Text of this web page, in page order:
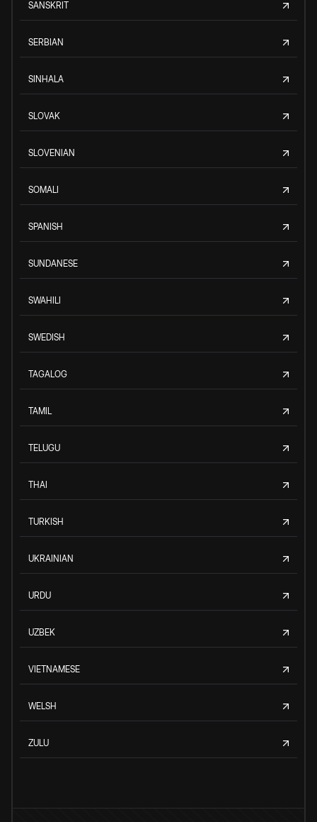
SANSKRIT
SERBIAN
SINHALA
SLOVAK
SLOVENIAN
SOMALI
SPANISH
SUNDANESE
SWAHILI
SWEDISH
TAGALOG
TAMIL
TELUGU
THAI
TURKISH
UKRAINIAN
URDU
UZBEK
VIETNAMESE
WELSH
ZULU